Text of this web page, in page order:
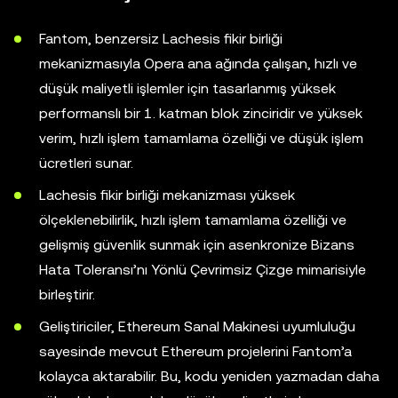
Fantom, benzersiz Lachesis fikir birliği
mekanizmasıyla Opera ana ağında çalışan, hızlı ve
düşük maliyetli işlemler için tasarlanmış yüksek
performanslı bir 1. katman blok zinciridir ve yüksek
verim, hızlı işlem tamamlama özelliği ve düşük işlem
ücretleri sunar.
Lachesis fikir birliği mekanizması yüksek
ölçeklenebilirlik, hızlı işlem tamamlama özelliği ve
gelişmiş güvenlik sunmak için asenkronize Bizans
Hata Toleransı’nı Yönlü Çevrimsiz Çizge mimarisiyle
birleştirir.
Geliştiriciler, Ethereum Sanal Makinesi uyumluluğu
sayesinde mevcut Ethereum projelerini Fantom’a
kolayca aktarabilir. Bu, kodu yeniden yazmadan daha